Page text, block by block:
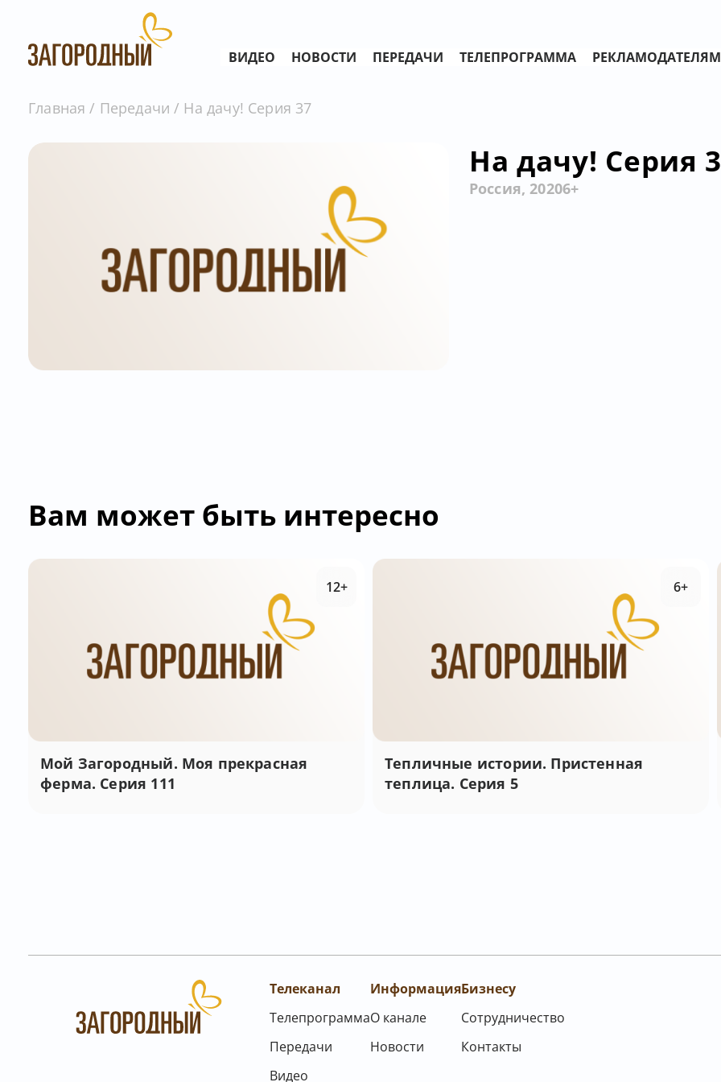
ВИДЕО НОВОСТИ ПЕРЕДАЧИ ТЕЛЕПРОГРАММА РЕКЛАМОДАТЕЛЯМ
Главная Передачи На дачу! Серия 37
На дачу! Серия
Россия, 20206+
Вам может быть интересно
Мой Загородный. Моя прекрасная
ферма. Серия 111
12+
Тепличные истории. Пристенная
теплица. Серия 5
6+
Телеканал
Телепрограмма
Передачи
Видео
Информация
О канале
Новости
Бизнесу
Сотрудничество
Контакты